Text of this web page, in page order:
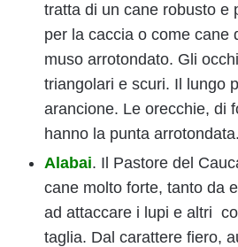
tratta di un cane robusto e
per la caccia o come cane
muso arrotondato. Gli
triangolari e scuri. Il lungo
arancione. Le orecchie, di
hanno la punta arrotondata.
Alabai. Il Pastore del
cane molto forte, tanto da
ad attaccare i lupi e altri
taglia. Dal carattere fiero,